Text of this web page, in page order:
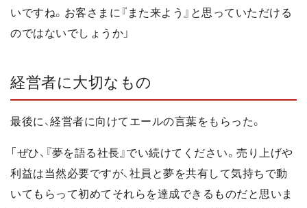
いですね。お客さまに『また来よう』と思っていただける
のではないでしょうか」
経営者に大切なもの
最後に、経営者に向けてエールの言葉をもらった。
「ぜひ、『夢を語る社長』でい続けてください。売り上げや
利益は当然必要ですが、社員と夢を共有して気持ちで動
いてもらって初めてそれらを達成できるものだと思いま